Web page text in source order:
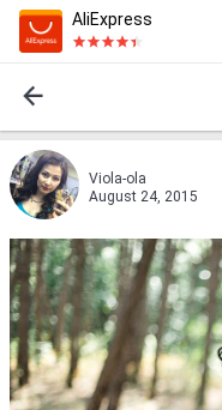
AliExpress
Violа-ola
August 24, 2015